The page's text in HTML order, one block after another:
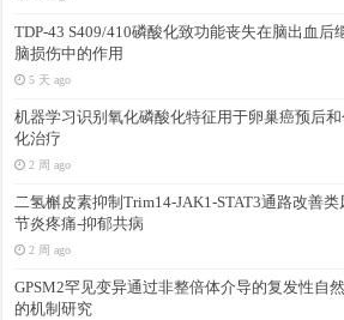
TDP-43 S409/410磷酸化致功能丧失在脑出血后
脑损伤中的作用
5 天 ago
机器学习识别氧化磷酸化特征用于卵巢癌预后
化治疗
2 周 ago
二氢槲皮素抑制Trim14-JAK1-STAT3通路改善类
节炎疼痛-抑郁共病
2 周 ago
GPSM2罕见变异通过非整倍体介导的复发性自
的机制研究